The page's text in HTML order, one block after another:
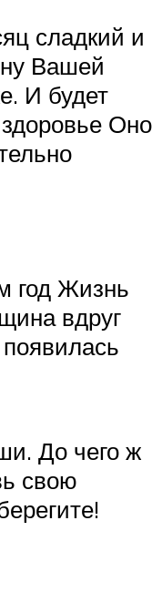
сладкий и
Вашей
И будет
Оно
год Жизнь
вдруг
До чего ж
свою